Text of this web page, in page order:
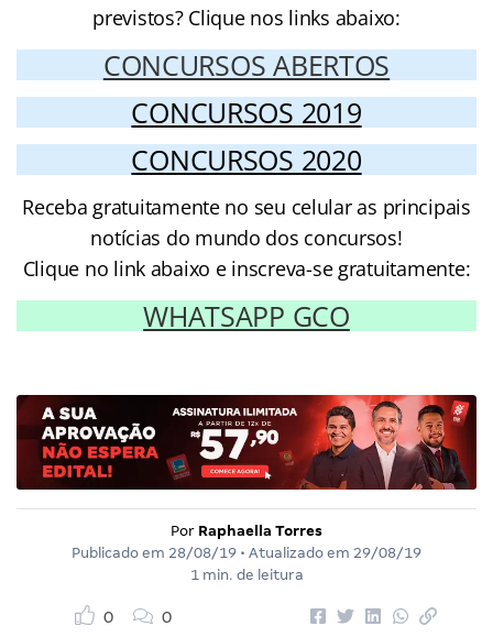
previstos? Clique nos links abaixo:
CONCURSOS ABERTOS
CONCURSOS 2019
CONCURSOS 2020
Receba gratuitamente no seu celular as principais
notícias do mundo dos concursos!
Clique no link abaixo e inscreva-se gratuitamente:
WHATSAPP GCO
Por Raphaella Torres
Publicado em 28/08/19 • Atualizado em 29/08/19
1 min. de leitura
0 0